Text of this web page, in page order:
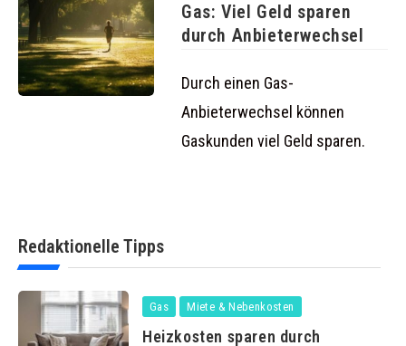
Gas: Viel Geld sparen
durch Anbieterwechsel
Durch einen Gas-
Anbieterwechsel können
Gaskunden viel Geld sparen.
Redaktionelle Tipps
Gas Miete & Nebenkosten
Heizkosten sparen durch